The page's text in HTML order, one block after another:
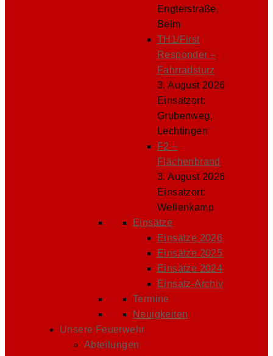
Engterstraße,
Belm
TH1/First
Responder –
Fahrradsturz
3. August 2026
Einsatzort:
Grubenweg,
Lechtingen
F2 –
Flächenbrand
3. August 2026
Einsatzort:
Wellenkamp
Einsätze
Einsätze 2026
Einsätze 2025
Einsätze 2024
Einsatz-Archiv
Termine
Neuigkeiten
Unsere Feuerwehr
Abteilungen